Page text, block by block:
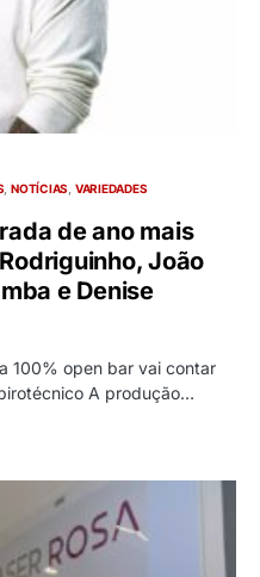
NOTÍCIAS VARIEDADES
de ano mais
João
e Denise
100% open bar vai contar
A produção…